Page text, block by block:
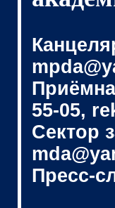
55-05,
Сектор
Пресс-